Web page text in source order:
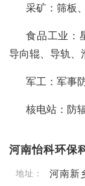
采矿：筛板
食品工业：
导向辊、导轨、
军工：军事
核电站：防
河南怡科环保
地址： 河南新